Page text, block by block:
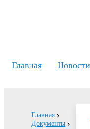
Главная Новости
Главная
Документы